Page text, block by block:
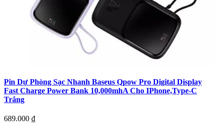
Pin Dự Phòng Sạc Nhanh Baseus Qpow Pro Digital Display
Fast Charge Power Bank 10,000mhA Cho IPhone,Type-C
Trắng
689.000 ₫